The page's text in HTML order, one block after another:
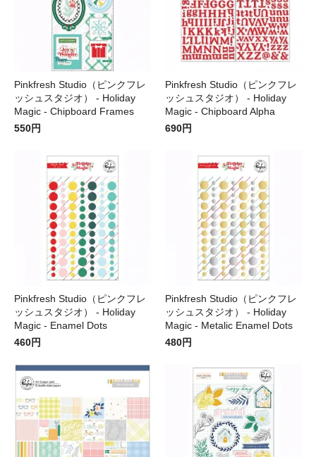
Pinkfresh Studio（ピンクフレ
ッシュスタジオ） - Holiday
Magic - Chipboard Frames
550円
Pinkfresh Studio（ピンクフレ
ッシュスタジオ） - Holiday
Magic - Chipboard Alpha
690円
Pinkfresh Studio（ピンクフレ
ッシュスタジオ） - Holiday
Magic - Enamel Dots
460円
Pinkfresh Studio（ピンクフレ
ッシュスタジオ） - Holiday
Magic - Metalic Enamel Dots
480円